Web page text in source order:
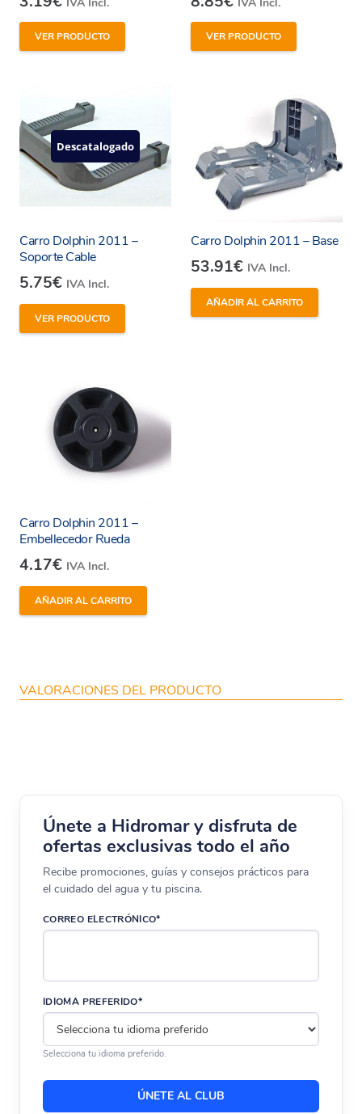
VER PRODUCTO VER PRODUCTO
Descatalogado
Carro Dolphin 2011 –
Soporte Cable
5.75€ IVA Incl.
VER PRODUCTO
Carro Dolphin 2011 – Base
53.91€ IVA Incl.
AÑADIR AL CARRITO
Carro Dolphin 2011 –
Embellecedor Rueda
4.17€ IVA Incl.
AÑADIR AL CARRITO
VALORACIONES DEL PRODUCTO
Únete a Hidromar y disfruta de
ofertas exclusivas todo el año
Recibe promociones, guías y consejos prácticos para
el cuidado del agua y tu piscina.
CORREO ELECTRÓNICO*
IDIOMA PREFERIDO*
Selecciona tu idioma preferido.